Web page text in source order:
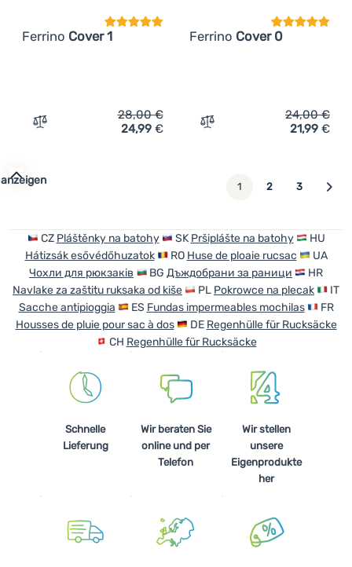
Ferrino Cover 1
Zum Vergleich 'Regenschutz für Rucksack Ferrino
28,00€
24,99 €
Ferrino Cover 0
Zum Vergleich
24,00€
21,99 €
1 2 3 weiter
CZ Pláštěnky na batohy SK Pršiplášte na batohy
HU
Hátizsák esővédőhuzatok
RO Huse de ploaie rucsac
UA
Чохли для рюкзаків
BG Дъждобрани за раници
HR
Navlake za zaštitu ruksaka od kiše
PL Pokrowce na plecak
IT
Sacche antipioggia
ES Fundas impermeables mochilas
FR
Housses de pluie pour sac à dos
DE Regenhülle für Rucksäcke
CH Regenhülle für Rucksäcke
Schnelle
Lieferung
Wir beraten Sie
online und per
Telefon
Wir stellen
unsere
Eigenprodukte
her